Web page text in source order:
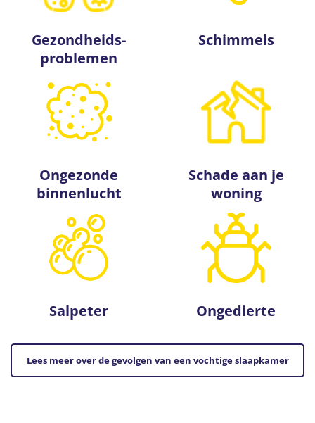
Gezondheids­
problemen
Schimmels
Ongezonde
binnenlucht
Schade aan je
woning
Salpeter Ongedierte
Lees meer over de gevolgen van een vochtige slaapkamer